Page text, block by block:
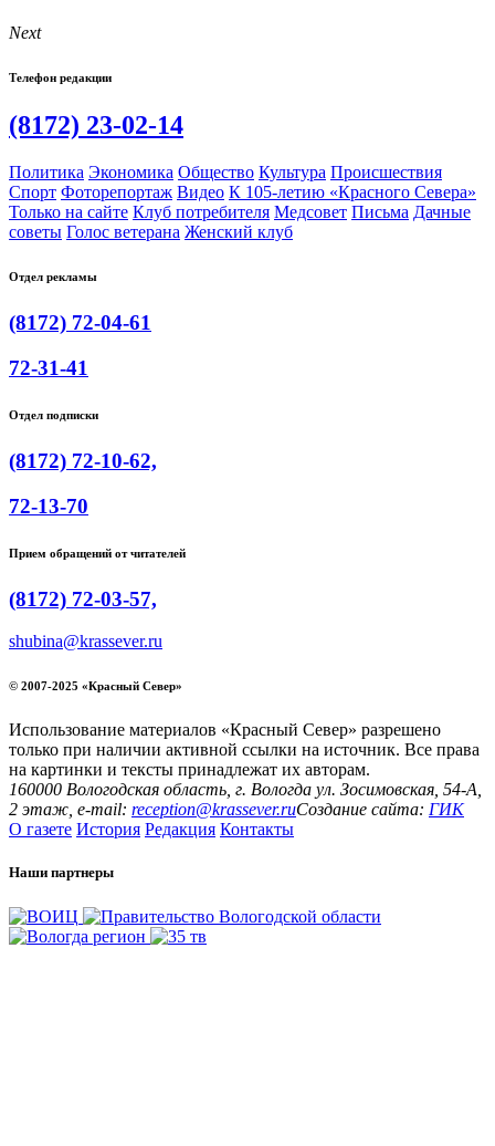
Next
Телефон редакции
(8172) 23-02-14
Политика Экономика Общество Культура Происшествия
Спорт Фоторепортаж Видео К 105-летию «Красного Севера»
Только на сайте Клуб потребителя Медсовет Письма Дачные
советы Голос ветерана Женский клуб
Отдел рекламы
(8172) 72-04-61
72-31-41
Отдел подписки
(8172) 72-10-62,
72-13-70
Прием обращений от читателей
(8172) 72-03-57,
shubina@krassever.ru
© 2007-2025 «Красный Север»
Использование материалов «Красный Север» разрешено
только при наличии активной ссылки на источник. Все права
на картинки и тексты принадлежат их авторам.
160000 Вологодская область, г. Вологда ул. Зосимовская, 54-А,
2 этаж, e-mail: reception@krassever.ruСоздание сайта: ГИК
О газете История Редакция Контакты
Наши партнеры